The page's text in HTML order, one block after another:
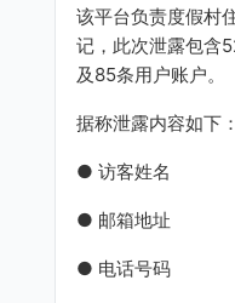
该平台负责度假村
记，此次泄露包含
及85条用户账户。
据称泄露内容如下
● 访客姓名
● 邮箱地址
● 电话号码